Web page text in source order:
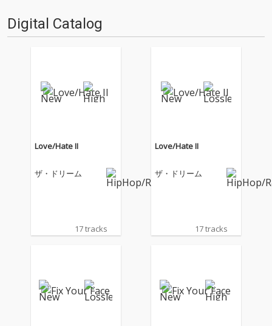
Digital Catalog
Love/Hate II
ザ・ドリーム
17 tracks
Love/Hate II
ザ・ドリーム
17 tracks